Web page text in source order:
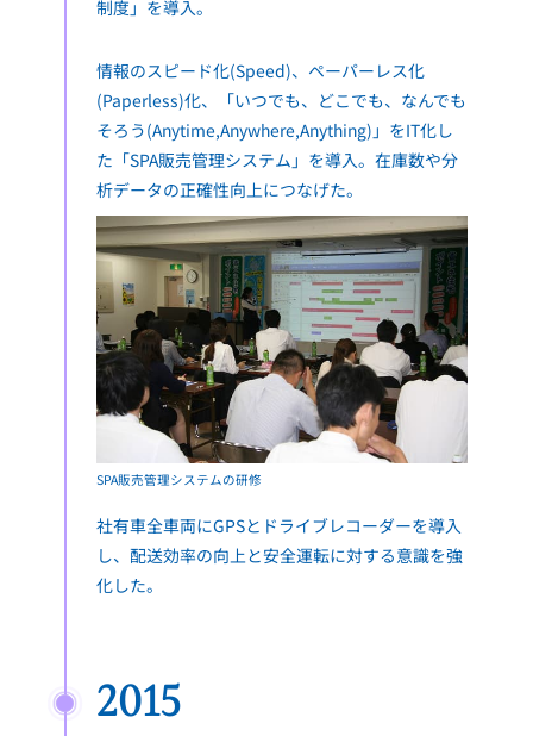
制度」を導入。
情報のスピード化(Speed)、ペーパーレス化
(Paperless)化、「いつでも、どこでも、なんでも
そろう(Anytime,Anywhere,Anything)」をIT化し
た「SPA販売管理システム」を導入。在庫数や分
析データの正確性向上につなげた。
SPA販売管理システムの研修
社有車全車両にGPSとドライブレコーダーを導入
し、配送効率の向上と安全運転に対する意識を強
化した。
2015